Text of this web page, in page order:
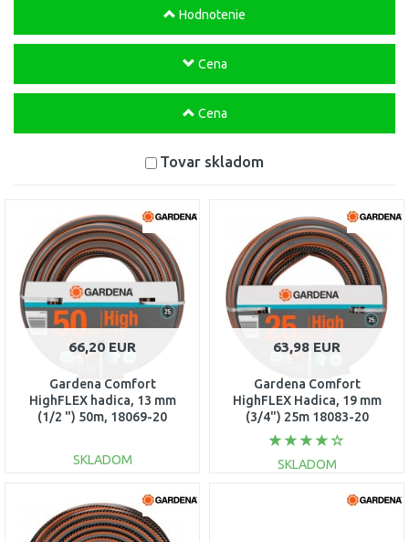
Hodnotenie
Cena
Cena
Tovar skladom
66,20 EUR
Gardena Comfort
HighFLEX hadica, 13 mm
(1/2 ") 50m, 18069-20
SKLADOM
DO KOŠÍKA
Porovnať
63,98 EUR
Gardena Comfort
HighFLEX Hadica, 19 mm
(3/4") 25m 18083-20
SKLADOM
DO KOŠÍKA